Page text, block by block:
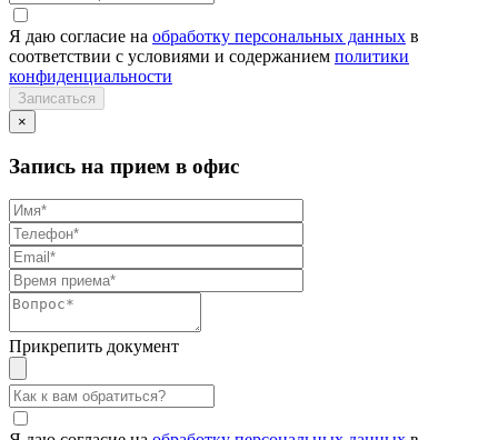
Я даю согласие на обработку персональных данных в
соответствии с условиями и содержанием политики
конфиденциальности
×
Запись на прием в офис
Прикрепить документ